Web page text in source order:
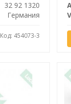
32 92 1320
Германия
Код: 454073-3